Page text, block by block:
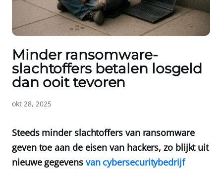
Minder ransomware-
slachtoffers betalen losgeld
dan ooit tevoren
okt 28, 2025
Steeds minder slachtoffers van ransomware
geven toe aan de eisen van hackers, zo blijkt uit
nieuwe gegevens van cybersecuritybedrijf